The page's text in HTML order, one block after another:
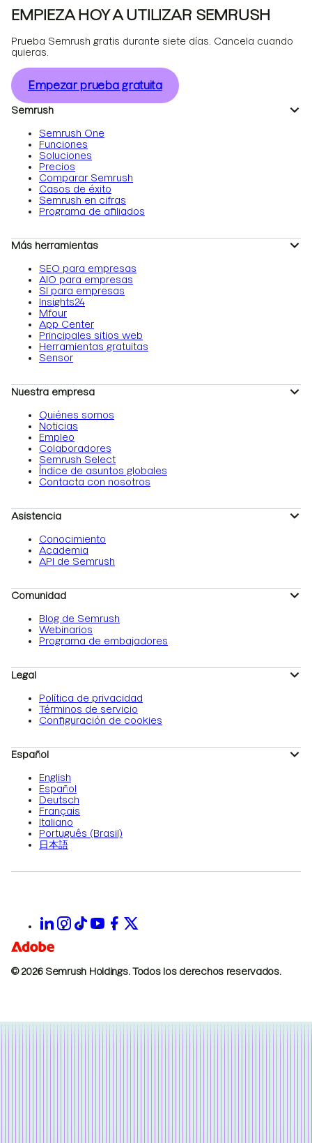
EMPIEZA HOY A UTILIZAR SEMRUSH
Prueba Semrush gratis durante siete días. Cancela cuando
quieras.
Empezar prueba gratuita
Semrush
Semrush One
Funciones
Soluciones
Precios
Comparar Semrush
Casos de éxito
Semrush en cifras
Programa de afiliados
Más herramientas
SEO para empresas
AIO para empresas
SI para empresas
Insights24
Mfour
App Center
Principales sitios web
Herramientas gratuitas
Sensor
Nuestra empresa
Quiénes somos
Noticias
Empleo
Colaboradores
Semrush Select
Índice de asuntos globales
Contacta con nosotros
Asistencia
Conocimiento
Academia
API de Semrush
Comunidad
Blog de Semrush
Webinarios
Programa de embajadores
Legal
Política de privacidad
Términos de servicio
Configuración de cookies
Español
English
Español
Deutsch
Français
Italiano
Português (Brasil)
日本語
© 2026 Semrush Holdings. Todos los derechos reservados.